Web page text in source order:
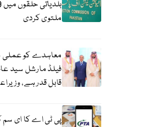
ملتوی کردی
معاہدے کو عملی
فیلڈ مارشل سید
قابل قدر ہے،
پی ٹی اے کا ای سم